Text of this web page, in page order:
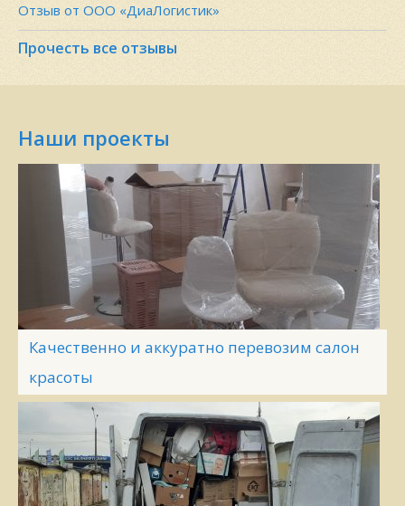
Отзыв от ООО «ДиаЛогистик»
Прочесть все отзывы
Наши проекты
Качественно и аккуратно перевозим салон
красоты